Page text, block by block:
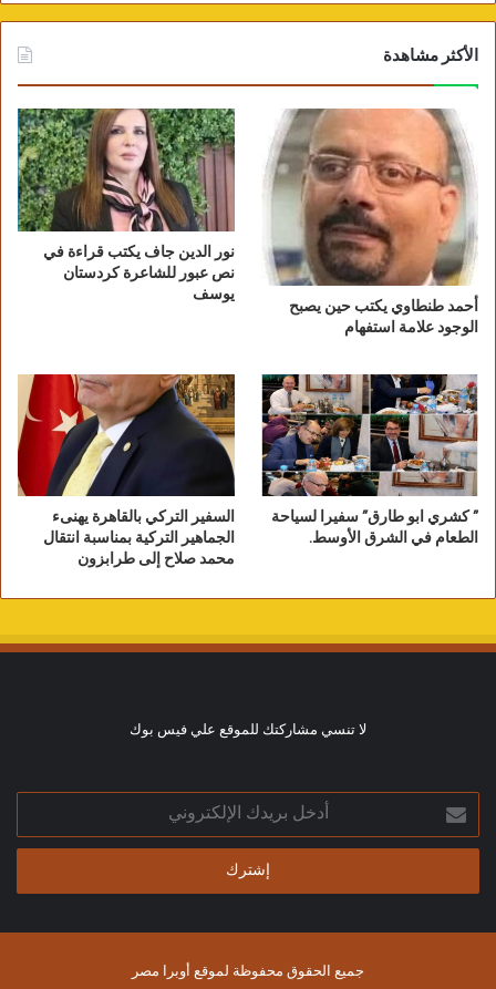
الأكثر مشاهدة
أحمد طنطاوي يكتب حين يصبح
الوجود علامة استفهام
نور الدين جاف يكتب قراءة في
نص عبور للشاعرة كردستان
يوسف
” كشري ابو طارق” سفيرا لسياحة
الطعام في الشرق الأوسط.
السفير التركي بالقاهرة يهنىء
الجماهير التركية بمناسبة انتقال
محمد صلاح إلى طرابزون
لا تنسي مشاركتك للموقع علي فيس بوك
أدخل
بريدك
الإلكتروني
جميع الحقوق محفوظة لموقع أوبرا مصر